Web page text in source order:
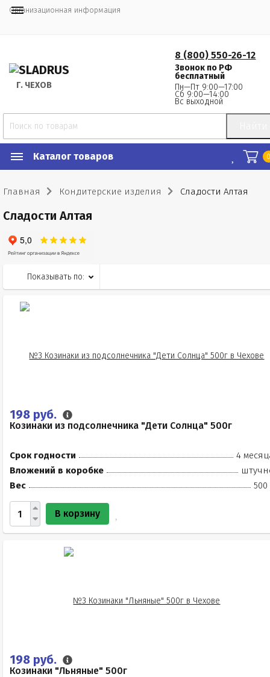
Организационная информация
Г. ЧЕХОВ
8 (800) 550-26-12
Звонок по РФ
бесплатный
Пн—Пт 9:00—17:00
Сб 9:00—14:00
Вс выходной
Каталог товаров
Главная Кондитерские изделия Сладости Алтая
Сладости Алтая
Показывать по:
198 руб.
Козинаки из подсолнечника "Дети Солнца" 500г
Срок годности
4
Вложений в коробке
Вес
500
В корзину
198 руб.
Козинаки "Льняные" 500г